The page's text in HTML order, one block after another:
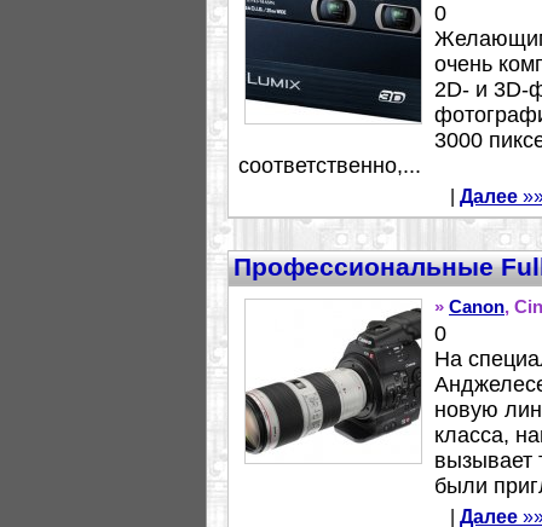
0
очень
2D- и 3D-
3000
соответственно,...
Далее
Профессиональные
» Canon,
0
На
новую
класса,
вызывает
были
Далее